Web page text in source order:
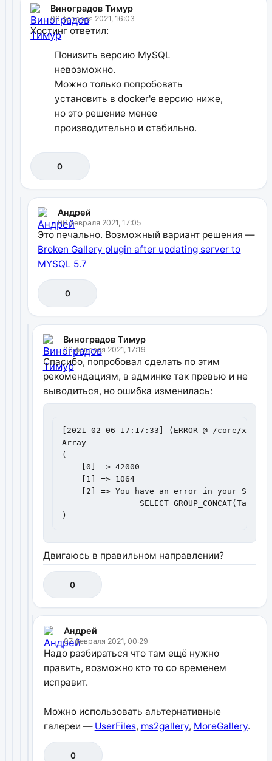
Виноградов Тимур
06 февраля 2021, 16:03
Хостинг ответил:
Понизить версию MySQL
невозможно.
Можно только попробовать
установить в docker'e версию ниже,
но это решение менее
производительно и стабильно.
0
Андрей
06 февраля 2021, 17:05
Это печально. Возможный вариант решения —
Broken Gallery plugin after updating server to
MYSQL 5.7
0
Виноградов Тимур
06 февраля 2021, 17:19
Спасибо, попробовал сделать по этим
рекомендациям, в админке так превью и не
выводиться, но ошибка изменилась:
[2021-02-06 17:17:33] (ERROR @ /core/
Array
(
    [0] => 42000
    [1] => 1064
[2] => You have an error in your SQL
SELECT
)
Двигаюсь в правильном направлении?
0
Андрей
07 февраля 2021, 00:29
Надо разбираться что там ещё нужно
править, возможно кто то со временем
исправит.
Можно использовать альтернативные
галереи — UserFiles, ms2gallery, MoreGallery.
0